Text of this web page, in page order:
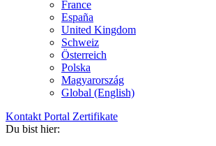
France
España
United Kingdom
Schweiz
Österreich
Polska
Magyarország
Global (English)
Kontakt Portal Zertifikate
Du bist hier: